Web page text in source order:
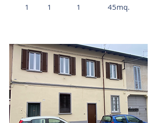
1 1 1
45mq.